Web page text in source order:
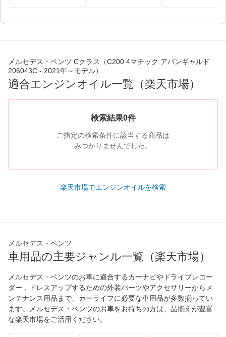
メルセデス・ベンツ Cクラス（C200 4マチック アバンギャルド
206043C - 2021年～モデル）
適合エンジンオイル一覧（楽天市場）
検索結果0件
ご指定の検索条件に該当する商品は
みつかりませんでした。
楽天市場でエンジンオイルを検索
メルセデス・ベンツ
車用品の主要ジャンル一覧（楽天市場）
メルセデス・ベンツのお車に適合するカーナビやドライブレコー
ダー，ドレスアップするための外装パーツやアクセサリーからメ
ンテナンス用品まで、カーライフに必要な車用品が多数揃ってい
ます。メルセデス・ベンツのお車をお持ちの方は、品揃えが豊富
な楽天市場をご活用ください。